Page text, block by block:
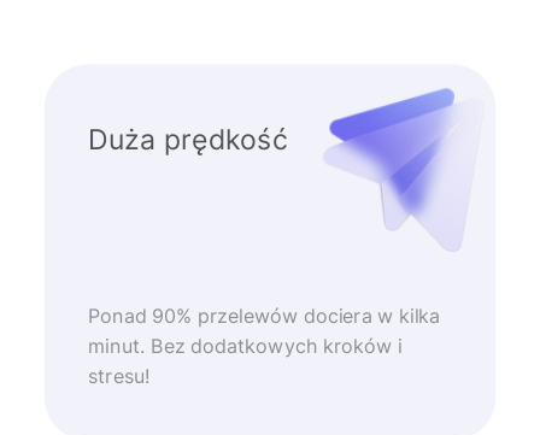
Duża prędkość
Ponad 90% przelewów dociera w kilka
minut. Bez dodatkowych kroków i
stresu!